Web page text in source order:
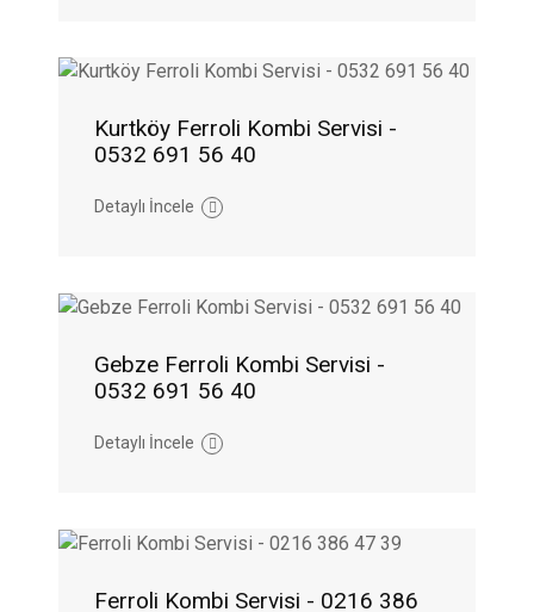
Kurtköy Ferroli Kombi Servisi -
0532 691 56 40
Detaylı İncele
Gebze Ferroli Kombi Servisi -
0532 691 56 40
Detaylı İncele
Ferroli Kombi Servisi - 0216 386